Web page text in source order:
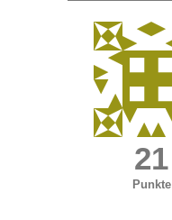
21
Punkte